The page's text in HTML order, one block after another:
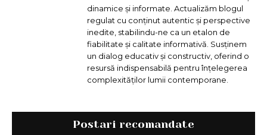
dinamice și informate. Actualizăm blogul
regulat cu conținut autentic și perspective
inedite, stabilindu-ne ca un etalon de
fiabilitate și calitate informativă. Susținem
un dialog educativ și constructiv, oferind o
resursă indispensabilă pentru înțelegerea
complexităților lumii contemporane.
Postari recomandate